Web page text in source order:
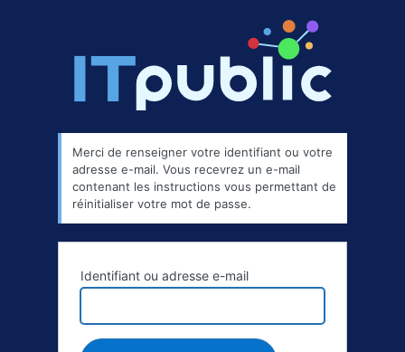
Merci de renseigner votre identifiant ou votre
adresse e-mail. Vous recevrez un e-mail
contenant les instructions vous permettant de
réinitialiser votre mot de passe.
Identifiant ou adresse e-mail